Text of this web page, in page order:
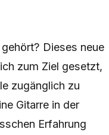
Dieses neue
zum Ziel gesetzt,
zugänglich zu
Gitarre in der
Erfahrung